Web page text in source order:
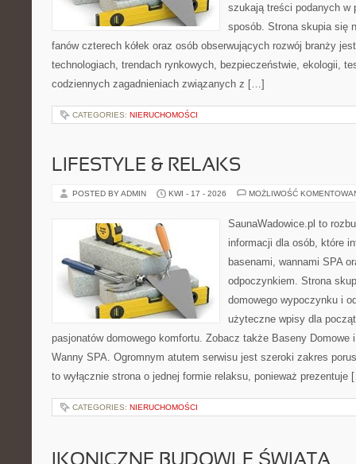
szukają treści podanych w
sposób. Strona skupia się
fanów czterech kółek oraz osób obserwujących rozwój branży
technologiach, trendach rynkowych, bezpieczeństwie, ekologii,
codziennych zagadnieniach związanych z […]
CATEGORIES: NIERUCHOMOŚCI
LIFESTYLE & RELAKS
POSTED BY ADMIN KWI - 17 - 2026 MOŻLIWOŚĆ
SaunaWadowice.pl to
informacji dla osób, które
basenami, wannami SPA
odpoczynkiem. Strona
domowego wypoczynku i
użyteczne wpisy dla
pasjonatów domowego komfortu. Zobacz także Baseny Domowe
Wanny SPA. Ogromnym atutem serwisu jest szeroki zakres
to wyłącznie strona o jednej formie relaksu, ponieważ prezentuje
CATEGORIES: NIERUCHOMOŚCI